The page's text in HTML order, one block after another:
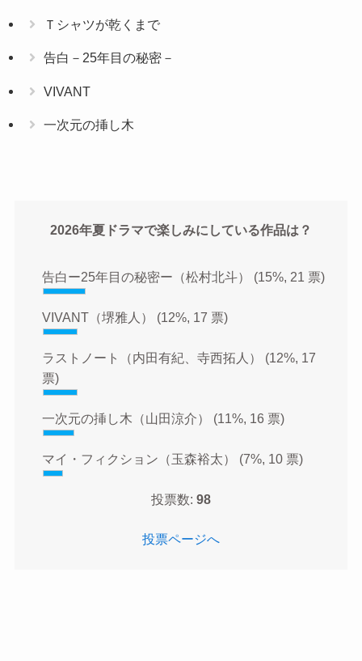
Ｔシャツが乾くまで
告白－25年目の秘密－
VIVANT
一次元の挿し木
2026年夏ドラマで楽しみにしている作品は？
告白ー25年目の秘密ー（松村北斗） (15%, 21 票)
VIVANT（堺雅人） (12%, 17 票)
ラストノート（内田有紀、寺西拓人） (12%, 17
票)
一次元の挿し木（山田涼介） (11%, 16 票)
マイ・フィクション（玉森裕太） (7%, 10 票)
投票数: 98
投票ページへ